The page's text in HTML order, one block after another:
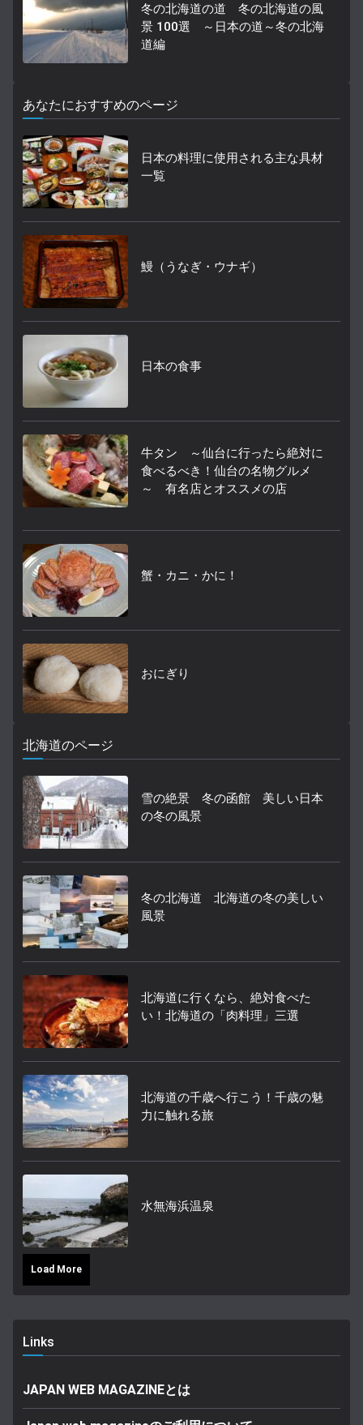
冬の北海道の道 冬の北海道の風
景 100選 ～日本の道～冬の北海
道編
あなたにおすすめのページ
日本の料理に使用される主な具材
一覧
鰻（うなぎ・ウナギ）
日本の食事
牛タン ～仙台に行ったら絶対に
食べるべき！仙台の名物グルメ
～ 有名店とオススメの店
蟹・カニ・かに！
おにぎり
北海道のページ
雪の絶景 冬の函館 美しい日本
の冬の風景
冬の北海道 北海道の冬の美しい
風景
北海道に行くなら、絶対食べた
い！北海道の「肉料理」三選
北海道の千歳へ行こう！千歳の魅
力に触れる旅
水無海浜温泉
Load More
Links
JAPAN WEB MAGAZINEとは